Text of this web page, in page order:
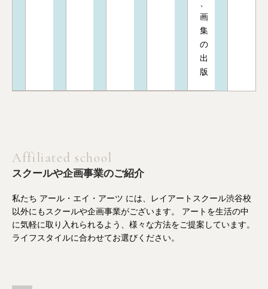
画
集
の
出
版
Affiliated school
スクールや企画事業のご紹介
私たち アール・エイ・アーツ には、レイアートスクール渋谷校
以外にもスクールや企画事業がございます。 アートを生活の中
に気軽に取り入れられるよう、様々な方法をご提案しています。
ライフスタイルに合わせてお選びください。